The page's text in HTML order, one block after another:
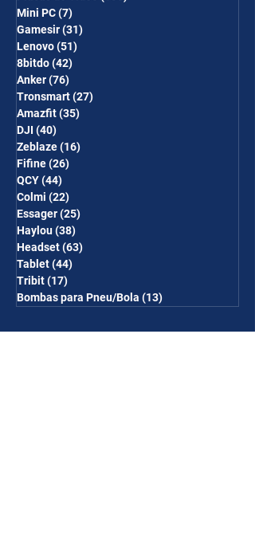
Mini PC(7)
Gamesir(31)
Lenovo(51)
8bitdo(42)
Anker(76)
Tronsmart(27)
Amazfit(35)
DJI (40)
Zeblaze(16)
Fifine(26)
QCY(44)
Colmi (22)
Essager(25)
Haylou(38)
Headset(63)
Tablet(44)
Tribit(17)
Bombas para Pneu/Bola (13)